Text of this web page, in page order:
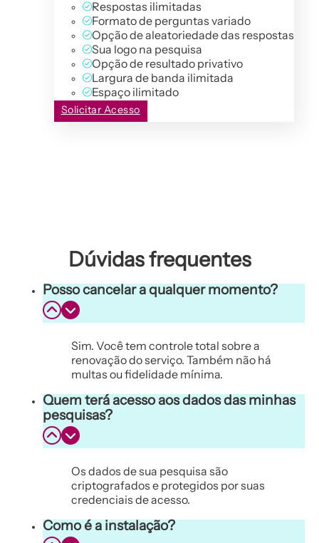
Respostas ilimitadas
Formato de perguntas variado
Opção de aleatoriedade das respostas
Sua logo na pesquisa
Opção de resultado privativo
Largura de banda ilimitada
Espaço ilimitado
Solicitar Acesso
Dúvidas frequentes
Posso cancelar a qualquer momento?
Sim. Você tem controle total sobre a
renovação do serviço. Também não há
multas ou fidelidade mínima.
Quem terá acesso aos dados das minhas
pesquisas?
Os dados de sua pesquisa são
criptografados e protegidos por suas
credenciais de acesso.
Como é a instalação?